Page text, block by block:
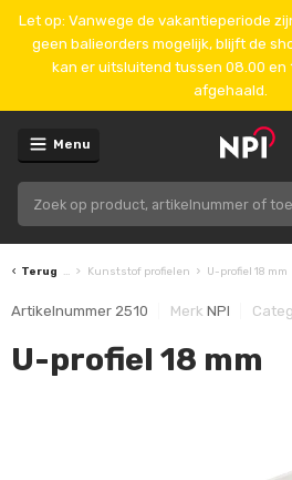
Let op: Vanwege de vakantieperiode
geen balieorders mogelijk, blijft de
kan er uitsluitend tussen 08.00 en
afgehaald.
Menu
Terug Kunststof profielen U-profiel 18 mm
Artikelnummer 2510 Merk NPI
U-profiel 18 mm